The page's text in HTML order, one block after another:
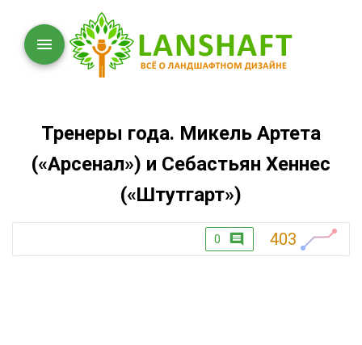
Тренеры года. Микель Артета
(«Арсенал») и Себастьян Хеннес
(«Штутгарт»)
0 403